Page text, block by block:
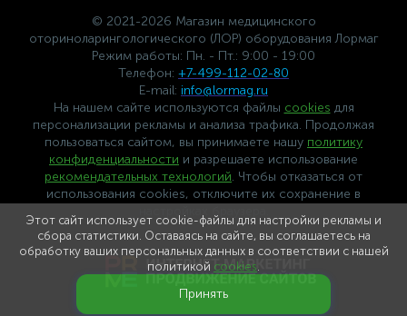
© 2021-2026 Магазин медицинского
оториноларингологического (ЛОР) оборудования Лормаг
Режим работы: Пн. - Пт.: 9:00 - 19:00
Телефон: +7-499-112-02-80
E-mail: info@lormag.ru
На нашем сайте используются файлы cookies для
персонализации рекламы и анализа трафика. Продолжая
пользоваться сайтом, вы принимаете нашу политику
конфиденциальности и разрешаете использование
рекомендательных технологий. Чтобы отказаться от
использования cookies, отключите их сохранение в
Этот сайт использует cookie-файлы для настройки рекламы и
сбора статистики. Оставаясь на сайте, вы соглашаетесь на
обработку ваших персональных данных в соответствии с нашей
политикой cookies.
Принять